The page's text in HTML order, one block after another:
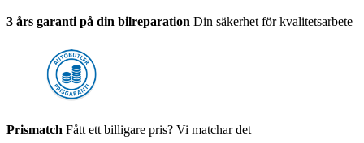
3 års garanti på din bilreparation Din säkerhet för kvalitetsarbete
Prismatch Fått ett billigare pris? Vi matchar det